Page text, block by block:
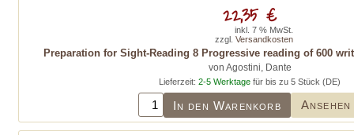
Preparation for Sight-Reading 8 Progressive reading of 600
von Agostini, Dante
Lieferzeit: 2-5 Werktage für bis zu 5 Stück (DE)
In den Warenkorb Ansehen
22,35 €
inkl. 7 % MwSt.
zzgl. Versandkosten